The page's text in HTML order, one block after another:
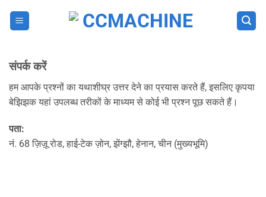
संपर्क करें
हम आपके प्रश्नों का यथाशीघ्र उत्तर देने का प्रयास करते हैं, इसलिए कृपया
बेझिझक यहां उपलब्ध तरीकों के माध्यम से कोई भी प्रश्न पूछ सकते हैं।
पता:
नं. 68 ज़िज़ू रोड, हाई-टेक ज़ोन, झेंग्झौ, हेनान, चीन (मुख्यभूमि)